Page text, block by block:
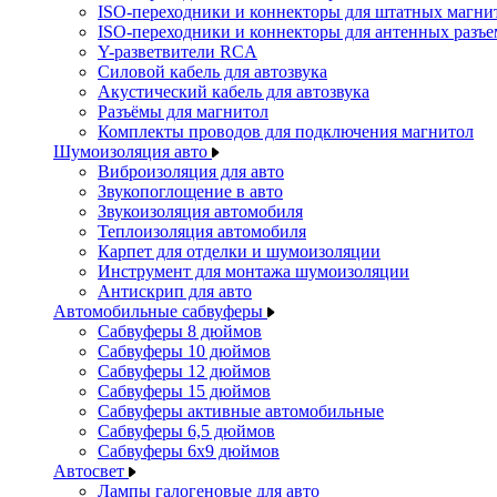
ISO-переходники и коннекторы для штатных
ISO-переходники и коннекторы для антенных
Y-разветвители RCA
Силовой кабель для автозвука
Акустический кабель для автозвука
Разъёмы для магнитол
Комплекты проводов для подключения магнитол
Шумоизоляция авто
Виброизоляция для авто
Звукопоглощение в авто
Звукоизоляция автомобиля
Теплоизоляция автомобиля
Карпет для отделки и шумоизоляции
Инструмент для монтажа шумоизоляции
Антискрип для авто
Автомобильные сабвуферы
Сабвуферы 8 дюймов
Сабвуферы 10 дюймов
Сабвуферы 12 дюймов
Сабвуферы 15 дюймов
Сабвуферы активные автомобильные
Сабвуферы 6,5 дюймов
Сабвуферы 6x9 дюймов
Автосвет
Лампы галогеновые для авто